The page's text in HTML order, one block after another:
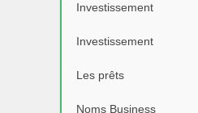
Investissement
Investissement
Les prêts
Noms Business